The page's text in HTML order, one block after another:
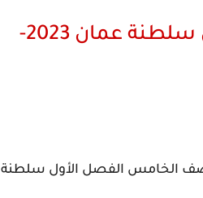
تحميل اختبار انجليزي للصف الخامس الفصل الأول سلطنة عمان 2023-
للصف الخامس الفصل الأول سلطنة